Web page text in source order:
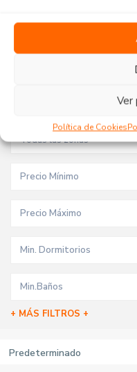
Ver
Política de Cookies
Todas las zonas
Min. Dormitorios
Min.Baños
+ MÁS FILTROS +
Predeterminado